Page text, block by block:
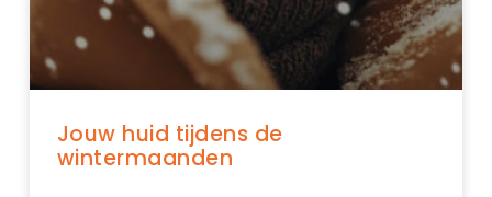
Jouw huid tijdens de
wintermaanden